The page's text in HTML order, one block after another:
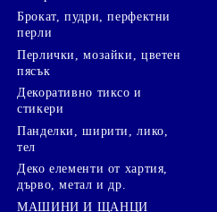
Брокат, пудри, перфектни
перли
Перлички, мозайки, цветен
пясък
Декоративно тиксо и
стикери
Панделки, ширити, лико,
тел
Деко елементи от хартия,
дърво, метал и др.
МАШИНИ И ЩАНЦИ